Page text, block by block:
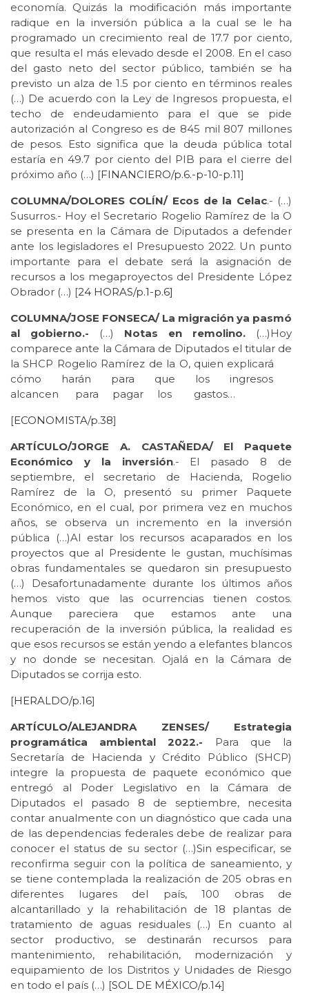
economía. Quizás la modificación más importante
radique en la inversión pública a la cual se le ha
programado un crecimiento real de 17.7 por ciento,
que resulta el más elevado desde el 2008. En el caso
del gasto neto del sector público, también se ha
previsto un alza de 1.5 por ciento en términos reales
(…) De acuerdo con la Ley de Ingresos propuesta, el
techo de endeudamiento para el que se pide
autorización al Congreso es de 845 mil 807 millones
de pesos. Esto significa que la deuda pública total
estaría en 49.7 por ciento del PIB para el cierre del
próximo año (…) [FINANCIERO/p.6.-p-10-p.11]
COLUMNA/DOLORES COLÍN/ Ecos de la Celac.- (…)
Susurros.- Hoy el Secretario Rogelio Ramírez de la O
se presenta en la Cámara de Diputados a defender
ante los legisladores el Presupuesto 2022. Un punto
importante para el debate será la asignación de
recursos a los megaproyectos del Presidente López
Obrador (…) [24 HORAS/p.1-p.6]
COLUMNA/JOSE FONSECA/ La migración ya pasmó
al gobierno.- (…) Notas en remolino. (…)Hoy
comparece ante la Cámara de Diputados el titular de
la SHCP Rogelio Ramírez de la O, quien explicará
cómo harán para que los ingresos
alcancen para pagar los gastos…
[ECONOMISTA/p.38]
ARTÍCULO/JORGE A. CASTAÑEDA/ El Paquete
Económico y la inversión.- El pasado 8 de
septiembre, el secretario de Hacienda, Rogelio
Ramírez de la O, presentó su primer Paquete
Económico, en el cual, por primera vez en muchos
años, se observa un incremento en la inversión
pública (…)Al estar los recursos acaparados en los
proyectos que al Presidente le gustan, muchísimas
obras fundamentales se quedaron sin presupuesto
(…) Desafortunadamente durante los últimos años
hemos visto que las ocurrencias tienen costos.
Aunque pareciera que estamos ante una
recuperación de la inversión pública, la realidad es
que esos recursos se están yendo a elefantes blancos
y no donde se necesitan. Ojalá en la Cámara de
Diputados se corrija esto.
[HERALDO/p.16]
ARTÍCULO/ALEJANDRA ZENSES/ Estrategia
programática ambiental 2022.- Para que la
Secretaría de Hacienda y Crédito Público (SHCP)
integre la propuesta de paquete económico que
entregó al Poder Legislativo en la Cámara de
Diputados el pasado 8 de septiembre, necesita
contar anualmente con un diagnóstico que cada una
de las dependencias federales debe de realizar para
conocer el status de su sector (…)Sin especificar, se
reconfirma seguir con la política de saneamiento, y
se tiene contemplada la realización de 205 obras en
diferentes lugares del país, 100 obras de
alcantarillado y la rehabilitación de 18 plantas de
tratamiento de aguas residuales (…) En cuanto al
sector productivo, se destinarán recursos para
mantenimiento, rehabilitación, modernización y
equipamiento de los Distritos y Unidades de Riesgo
en todo el país (…) [SOL DE MÉXICO/p.14]